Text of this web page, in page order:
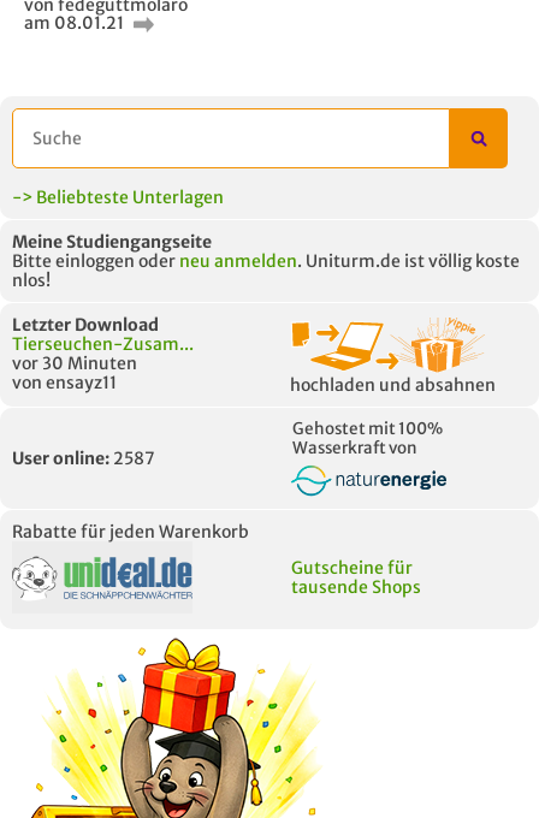
von fedeguttmolaro
am 08.01.21
-> Beliebteste Unterlagen
Meine Studiengangseite
Bitte einloggen oder neu anmelden. Uniturm.de ist völlig koste
nlos!
Letzter Download
Tierseuchen-Zusam...
vor 30 Minuten
von ensayz11
hochladen und absahnen
User online: 2587
Gehostet mit 100%
Wasserkraft von
Rabatte für jeden Warenkorb
Gutscheine für
tausende Shops